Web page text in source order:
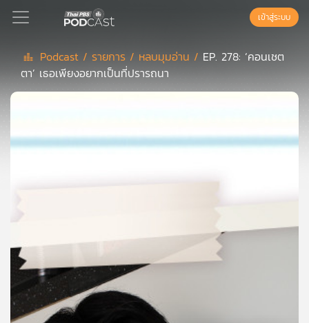
Podcast
ย์
ย์
ของ
คุณ
เข้าสู่ระบบ
Podcast / รายการ / หลบมุมอ่าน / EP. 278: ‘คอนเชต
ตา’ เธอเพียงอยากเป็นที่ปรารถนา